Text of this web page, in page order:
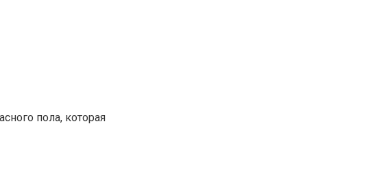
пола, которая